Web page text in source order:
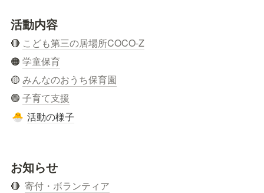
活動内容
🔴 こども第三の居場所COCO-Z
🟠 学童保育
🟡 みんなのおうち保育園
🟢 子育て支援
🐣 活動の様子
お知らせ
🔴 寄付・ボランティア